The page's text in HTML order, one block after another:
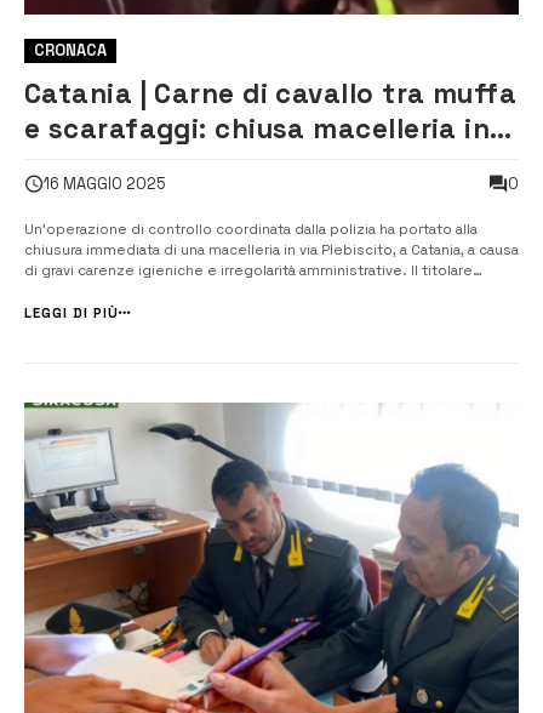
CRONACA
Catania | Carne di cavallo tra muffa
e scarafaggi: chiusa macelleria in
16 MAGGIO 2025 0
Un’operazione di controllo coordinata dalla polizia ha portato alla
chiusura immediata di una macelleria in via Plebiscito, a Catania, a causa
di gravi carenze igieniche e irregolarità amministrative. Il titolare
applicazione delle procedure di autocontrollo previste da...
LEGGI DI PIÙ